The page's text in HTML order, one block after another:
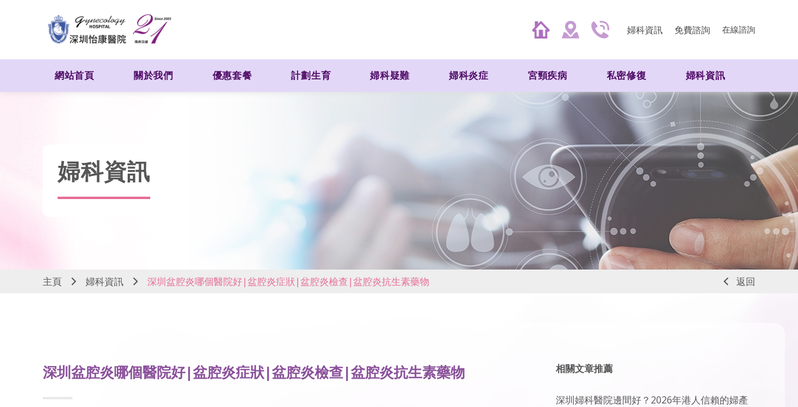
婦科資訊 免費諮詢 在線諮詢
網站首頁 關於我們 優惠套餐 計劃生育 婦科疑難 婦科炎症 宮頸疾病 私密修復 婦科資訊
婦科資訊
返回
主頁 婦科資訊 深圳盆腔炎哪個醫院好|盆腔炎症狀|盆腔炎檢查|盆腔炎抗生素藥物
深圳盆腔炎哪個醫院好|盆腔炎症狀|盆腔炎檢查|盆腔炎抗生素藥物 相關文章推薦
深圳婦科醫院邊間好？2026年港人信賴的婦產